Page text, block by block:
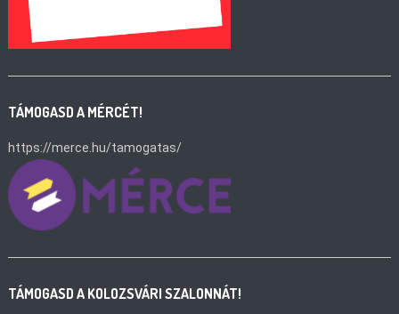
TÁMOGASD A MÉRCÉT!
https://merce.hu/tamogatas/
TÁMOGASD A KOLOZSVÁRI SZALONNÁT!